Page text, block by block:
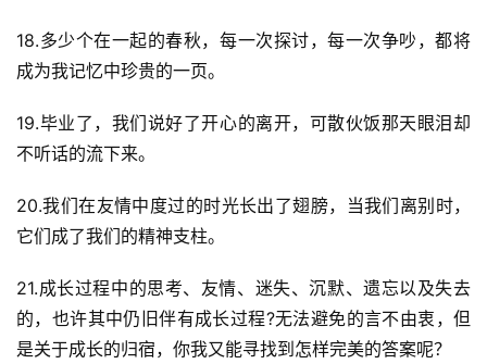
18.多少个在一起的春秋，每一次探讨，每一次争吵，都将
成为我记忆中珍贵的一页。
19.毕业了，我们说好了开心的离开，可散伙饭那天眼泪却
不听话的流下来。
20.我们在友情中度过的时光长出了翅膀，当我们离别时，
它们成了我们的精神支柱。
21.成长过程中的思考、友情、迷失、沉默、遗忘以及失去
的，也许其中仍旧伴有成长过程?无法避免的言不由衷，但
是关于成长的归宿，你我又能寻找到怎样完美的答案呢？